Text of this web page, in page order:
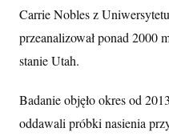
Carrie Nobles z
przeanalizował ponad 2000
stanie Utah.
Badanie objęło okres od
oddawali próbki nasienia